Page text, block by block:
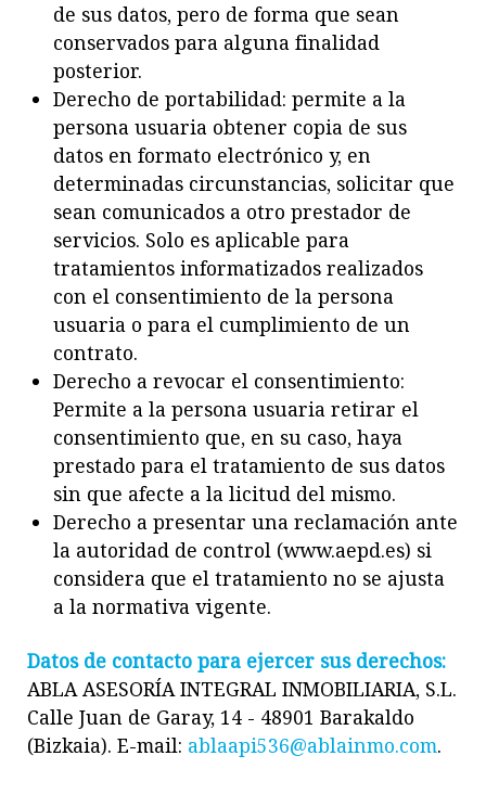
de sus datos, pero de forma que sean
conservados para alguna finalidad
posterior.
Derecho de portabilidad: permite a la
persona usuaria obtener copia de sus
datos en formato electrónico y, en
determinadas circunstancias, solicitar que
sean comunicados a otro prestador de
servicios. Solo es aplicable para
tratamientos informatizados realizados
con el consentimiento de la persona
usuaria o para el cumplimiento de un
contrato.
Derecho a revocar el consentimiento:
Permite a la persona usuaria retirar el
consentimiento que, en su caso, haya
prestado para el tratamiento de sus datos
sin que afecte a la licitud del mismo.
Derecho a presentar una reclamación ante
la autoridad de control (www.aepd.es) si
considera que el tratamiento no se ajusta
a la normativa vigente.
Datos de contacto para ejercer sus derechos:
ABLA ASESORÍA INTEGRAL INMOBILIARIA, S.L.
Calle Juan de Garay, 14 - 48901 Barakaldo
(Bizkaia). E-mail: ablaapi536@ablainmo.com.